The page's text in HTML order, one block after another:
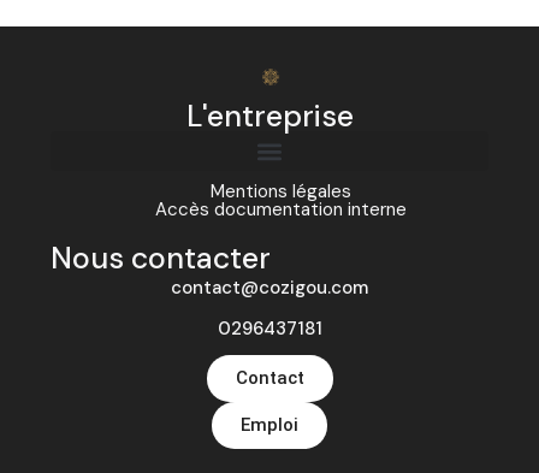
L'entreprise
Mentions légales
Accès documentation interne
Nous contacter
contact@cozigou.com
0296437181
Contact
Emploi